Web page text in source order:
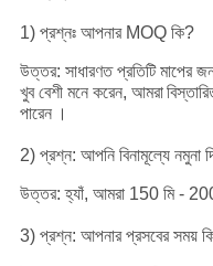
1) প্রশ্নঃ আপনার MOQ কি?
উত্তর: সাধারণত প্রতিটি
খুব বেশী মনে করেন, আমরা
পারেন ।
2) প্রশ্ন: আপনি বিনামূল্যে নমুনা
উত্তর: হ্যাঁ, আমরা 150 মি - 200
3) প্রশ্ন: আপনার প্রসবের সময়